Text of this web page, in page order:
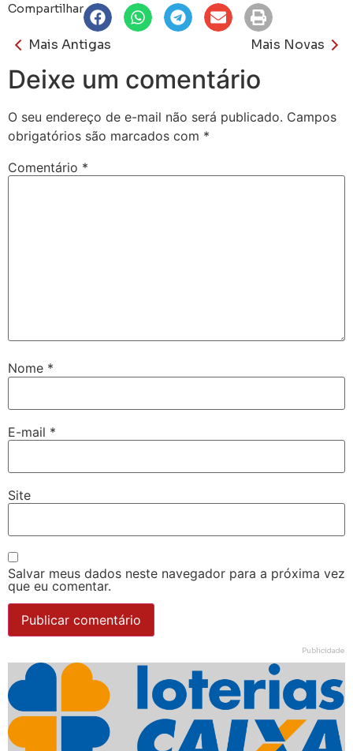
Compartilhar
Mais Antigas Mais Novas
Deixe um comentário
O seu endereço de e-mail não será publicado. Campos
obrigatórios são marcados com *
Comentário *
Nome *
E-mail *
Site
Salvar meus dados neste navegador para a próxima vez
que eu comentar.
Publicidade